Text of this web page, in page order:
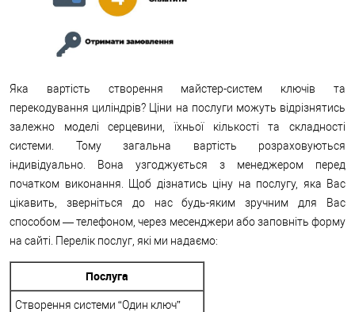
Яка вартість створення майстер-систем ключів та
перекодування циліндрів? Ціни на послуги можуть відрізнятись
залежно моделі серцевини, їхньої кількості та складності
системи. Тому загальна вартість розраховуються
індивідуально. Вона узгоджується з менеджером перед
початком виконання. Щоб дізнатись ціну на послугу, яка Вас
цікавить, зверніться до нас будь-яким зручним для Вас
способом — телефоном, через месенджери або заповніть форму
на сайті. Перелік послуг, які ми надаємо:
Послуга
Створення системи “Один ключ”